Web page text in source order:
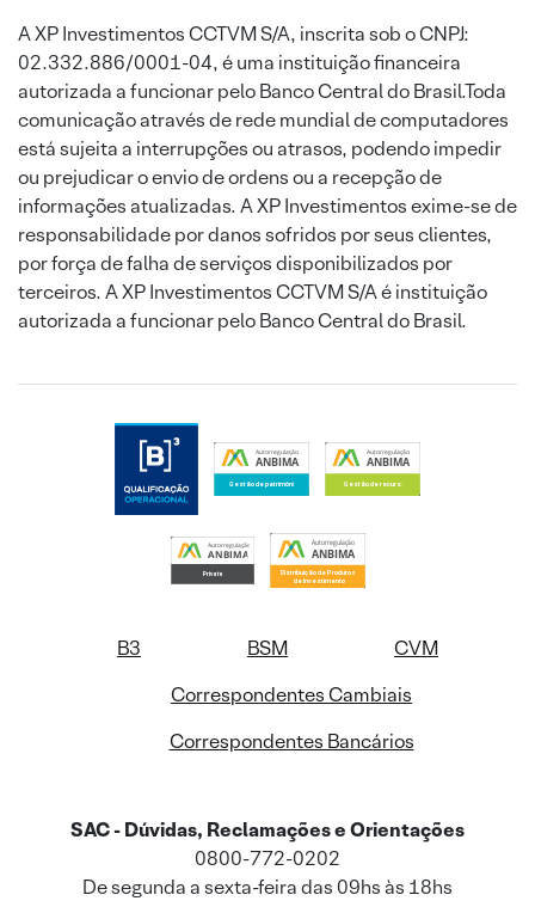
A XP Investimentos CCTVM S/A, inscrita sob o CNPJ:
02.332.886/0001-04, é uma instituição financeira
autorizada a funcionar pelo Banco Central do Brasil.Toda
comunicação através de rede mundial de computadores
está sujeita a interrupções ou atrasos, podendo impedir
ou prejudicar o envio de ordens ou a recepção de
informações atualizadas. A XP Investimentos exime-se de
responsabilidade por danos sofridos por seus clientes,
por força de falha de serviços disponibilizados por
terceiros. A XP Investimentos CCTVM S/A é instituição
autorizada a funcionar pelo Banco Central do Brasil.
B3 BSM
CVM
Correspondentes Cambiais
Correspondentes Bancários
SAC - Dúvidas, Reclamações e Orientações
0800-772-0202
De segunda a sexta-feira das 09hs às 18hs